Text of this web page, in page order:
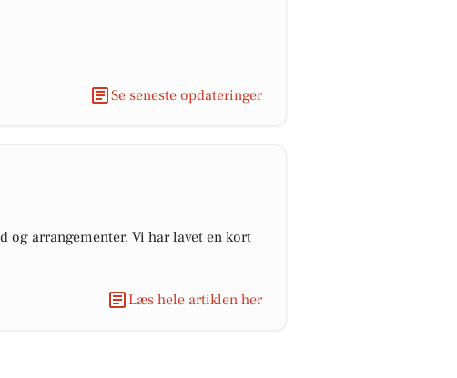
Se seneste opdateringer
arrangementer. Vi har lavet en kort
Læs hele artiklen her